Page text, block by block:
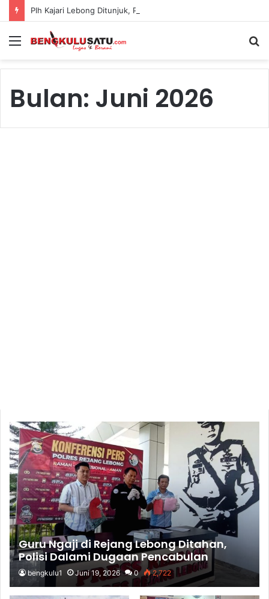
Menu
Bulan: Juni 2026
Guru Ngaji di Rejang Lebong Ditahan,
Polisi Dalami Dugaan Pencabulan
terhadap Sejumlah Murid
bengkulu1 Juni 19, 2026 0 2,722